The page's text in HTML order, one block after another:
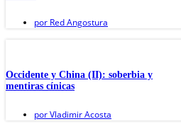
por Red Angostura
Occidente y China (II): soberbia y
mentiras cínicas
porVladimir Acosta